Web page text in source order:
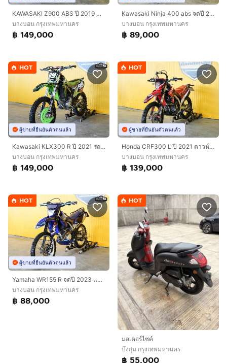
KAWASAKI Z900 ABS ปี 2019 ฟรีดาวน์ออกรถใช้เงิน 0 บาท
บางบอน กรุงเทพมหานคร
฿ 149,000
Kawasaki Ninja 400 abs จดปี 2019 ฟรีดาวน์ออกรถใช้เงิน 0 บาท
บางบอน กรุงเทพมหานคร
฿ 89,000
HOT
ผู้ขายที่ยืนยันตัวตนแล้ว
Kawasaki KLX300 R ปี 2021 รถสูตรพร้อมซิ่ง
บางบอน กรุงเทพมหานคร
฿ 149,000
HOT
ผู้ขายที่ยืนยันตัวตนแล้ว
Honda CRF300 L ปี 2021 ดาวห์เริ่มต้นที่ 19,000 บ.
บางบอน กรุงเทพมหานคร
฿ 139,000
HOT
ผู้ขายที่ยืนยันตัวตนแล้ว
Yamaha WR155 R จดปี 2023 เเต่งพร้อมซิ่ง
บางบอน กรุงเทพมหานคร
฿ 88,000
HOT
มอเตอร์ไซค์
บึงกุ่ม กรุงเทพมหานคร
฿ 55,000